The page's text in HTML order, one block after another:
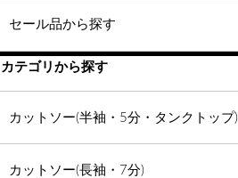
セール品から探す
カテゴリから探す
カットソー(半袖・5分・タンクトップ)
カットソー(長袖・7分)